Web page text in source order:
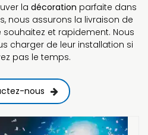
la décoration parfaite dans
nous assurons la livraison de
et rapidement. Nous
charger de leur installation si
pas le temps.
nous